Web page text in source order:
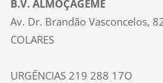
B.V. ALMOÇAGEME
Av. Dr. Brandão Vasconcelos,
COLARES
URGÊNCIAS 219 288 17O